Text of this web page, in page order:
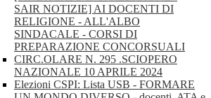
SAIR NOTIZIE] AI DOCENTI DI
RELIGIONE - ALL'ALBO
SINDACALE - CORSI DI
PREPARAZIONE CONCORSUALI
CIRC.OLARE N. 295 .SCIOPERO
NAZIONALE 10 APRILE 2024
Elezioni CSPI: Lista USB - FORMARE